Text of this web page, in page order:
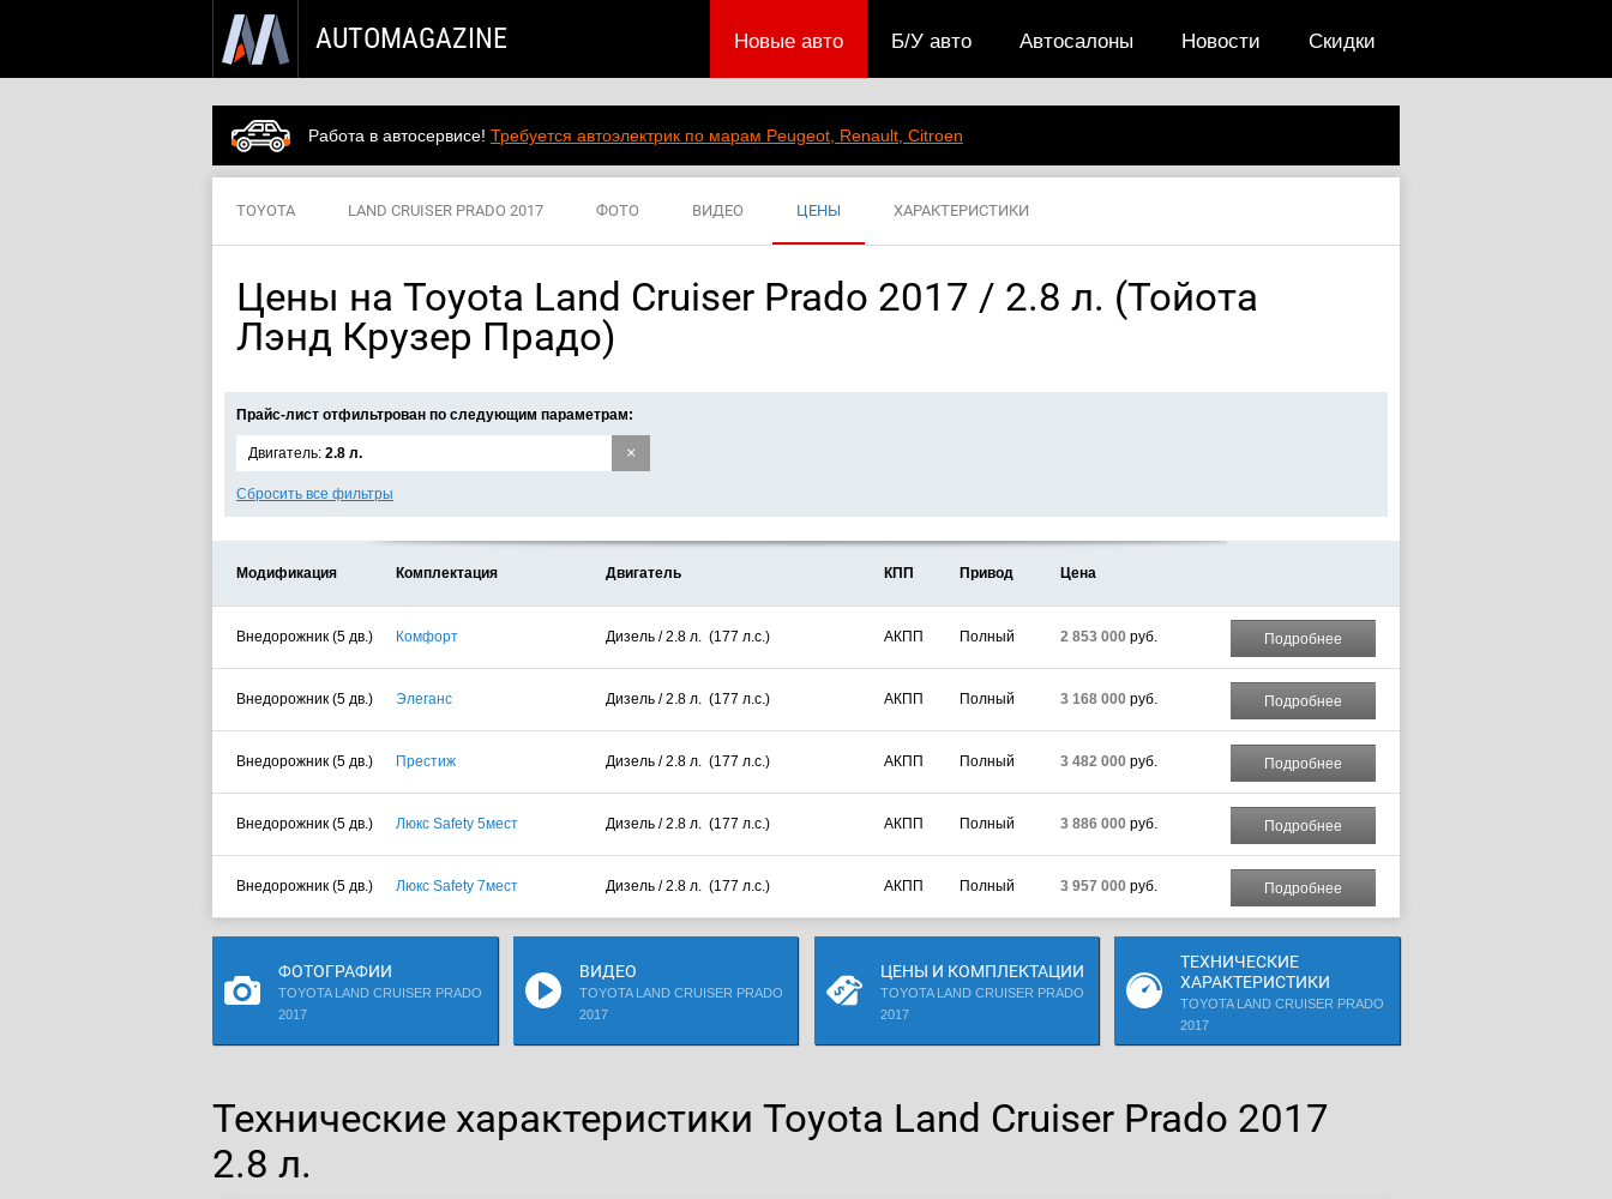
AUTOMAGAZINE Скидки
Новости
Автосалоны
Б/У авто
Новые авто
Работа в автосервисе! Требуется автоэлектрик по марам Peugeot, Renault, Citroen
TOYOTA LAND CRUISER PRADO 2017 ФОТО ВИДЕО ЦЕНЫ ХАРАКТЕРИСТИКИ
Цены на Toyota Land Cruiser Prado 2017 / 2.8 л. (Тойота
Лэнд Крузер Прадо)
Прайс-лист отфильтрован по следующим параметрам:
×
Двигатель: 2.8 л.
Сбросить все фильтры
Модификация Комплектация Двигатель КПП Привод Цена
Внедорожник (5 дв.) Комфорт Дизель / 2.8 л. (177 л.с.) АКПП Полный 2 853 000 руб. Подробнее
Внедорожник (5 дв.) Элеганс Дизель / 2.8 л. (177 л.с.) АКПП Полный 3 168 000 руб. Подробнее
Внедорожник (5 дв.) Престиж Дизель / 2.8 л. (177 л.с.) АКПП Полный 3 482 000 руб. Подробнее
Внедорожник (5 дв.) Люкс Safety 5мест Дизель / 2.8 л. (177 л.с.) АКПП Полный 3 886 000 руб. Подробнее
Внедорожник (5 дв.) Люкс Safety 7мест Дизель / 2.8 л. (177 л.с.) АКПП Полный 3 957 000 руб. Подробнее
ФОТОГРАФИИ
TOYOTA LAND CRUISER PRADO
2017
ВИДЕО
TOYOTA LAND CRUISER PRADO
2017
ЦЕНЫ И КОМПЛЕКТАЦИИ
TOYOTA LAND CRUISER PRADO
2017
ТЕХНИЧЕСКИЕ
ХАРАКТЕРИСТИКИ
TOYOTA LAND CRUISER PRADO
2017
Технические характеристики Toyota Land Cruiser Prado 2017
2.8 л.